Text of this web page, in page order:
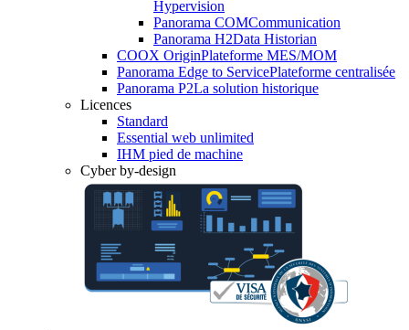
Hypervision
Panorama COMCommunication
Panorama H2Data Historian
COOX OriginPlateforme MES/MOM
Panorama Edge to ServicePlateforme centralisée
Panorama P2La solution historique
Licences
Standard
Essential web unlimited
IHM pied de machine
Cyber by-design